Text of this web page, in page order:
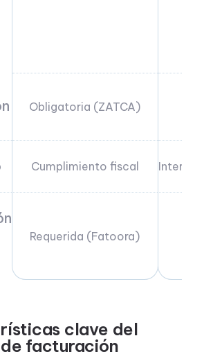
Obligatoria (ZATCA)
Cumplimiento fiscal
Requerida (Fatoora)
clave del
facturación